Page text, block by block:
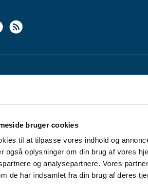
bruger cookies
til at tilpasse vores indhold og
også oplysninger om din brug af vores
og analysepartnere. Vores
de har indsamlet fra din brug af deres
EAN 5798 000 36 33 66